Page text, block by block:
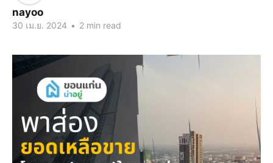
nayoo
30 เม.ย. 2024 • 2 min read